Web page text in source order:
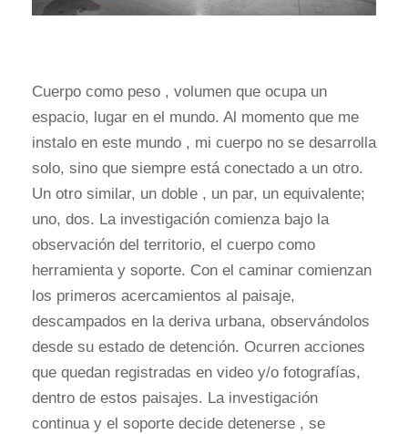
Cuerpo como peso , volumen que ocupa un
espacio, lugar en el mundo. Al momento que me
instalo en este mundo , mi cuerpo no se desarrolla
solo, sino que siempre está conectado a un otro.
Un otro similar, un doble , un par, un equivalente;
uno, dos. La investigación comienza bajo la
observación del territorio, el cuerpo como
herramienta y soporte. Con el caminar comienzan
los primeros acercamientos al paisaje,
descampados en la deriva urbana, observándolos
desde su estado de detención. Ocurren acciones
que quedan registradas en video y/o fotografías,
dentro de estos paisajes. La investigación
continua y el soporte decide detenerse , se